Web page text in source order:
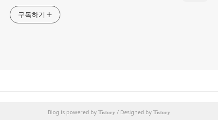
구독하기
Blog is powered by Tistory / Designed by Tistory